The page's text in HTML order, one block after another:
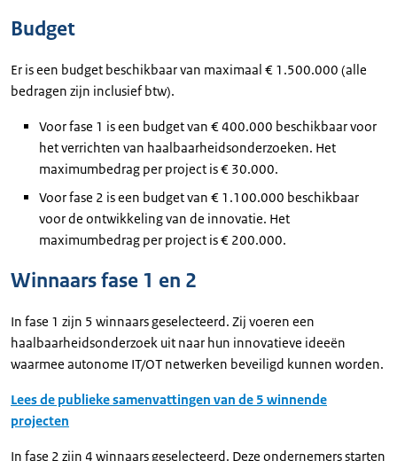
Budget
Er is een budget beschikbaar van maximaal € 1.500.000 (alle
bedragen zijn inclusief btw).
Voor fase 1 is een budget van € 400.000 beschikbaar voor
het verrichten van haalbaarheidsonderzoeken. Het
maximumbedrag per project is € 30.000.
Voor fase 2 is een budget van € 1.100.000 beschikbaar
voor de ontwikkeling van de innovatie. Het
maximumbedrag per project is € 200.000.
Winnaars fase 1 en 2
In fase 1 zijn 5 winnaars geselecteerd. Zij voeren een
haalbaarheidsonderzoek uit naar hun innovatieve ideeën
waarmee autonome IT/OT netwerken beveiligd kunnen worden.
Lees de publieke samenvattingen van de 5 winnende
projecten
In fase 2 zijn 4 winnaars geselecteerd. Deze ondernemers starten